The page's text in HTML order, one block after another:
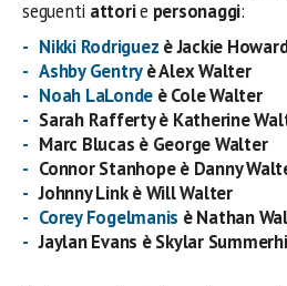
seguenti attorie personaggi:
Nikki Rodriguez è Jackie
Ashby Gentryè Alex Walter
Noah LaLonde è Cole Walter
Sarah Rafferty è Katherine
Marc Blucas è George Walter
Connor Stanhope è Danny
Johnny Link è Will Walter
Corey Fogelmanis è Nathan
Jaylan Evans è Skylar